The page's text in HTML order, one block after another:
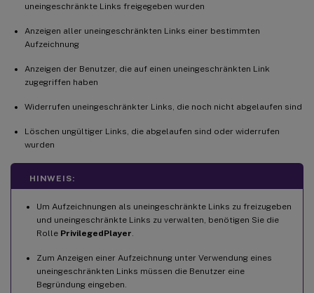
uneingeschränkte Links freigegeben wurden
Anzeigen aller uneingeschränkten Links einer bestimmten
Aufzeichnung
Anzeigen der Benutzer, die auf einen uneingeschränkten Link
zugegriffen haben
Widerrufen uneingeschränkter Links, die noch nicht abgelaufen sind
Löschen ungültiger Links, die abgelaufen sind oder widerrufen
wurden
HINWEIS:
Um Aufzeichnungen als uneingeschränkte Links zu freizugeben
und uneingeschränkte Links zu verwalten, benötigen Sie die
Rolle PrivilegedPlayer
Zum Anzeigen einer Aufzeichnung unter Verwendung eines
uneingeschränkten Links müssen die Benutzer eine
Begründung eingeben.